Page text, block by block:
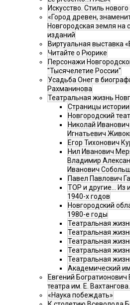
Искусство. Стиль
«Город древен,
Новгородская земля на
изданий
Виртуальная выставка
Читайте о Рюрике
Персонажи
"Тысячелетие России"
Усадьба Онег в
Рахманинова
Театральная жизнь
Страницы истории
Новгородский
Николай
Игнатьевич
Егор Тихонович
Нил Иванович
Владимир
Иванович
Павел Павлович
ТОР и другие… Из
1940-х годов
Новгородский
1980-е годы
Театральная
Театральная
Театральная
Театральная
Театральная
Академический
Евгений
театра им. Е.
«Наука побеждать»